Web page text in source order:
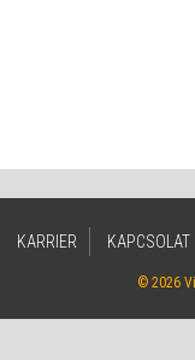
KARRIER KAPCSOLAT
© 2026